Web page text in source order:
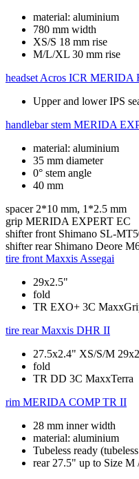
material: aluminium
780 mm width
XS/S 18 mm rise
M/L/XL 30 mm rise
headset Acros ICR MERIDA
Upper and lower IPS
handlebar stem MERIDA
material: aluminium
35 mm diameter
0° stem angle
40 mm
spacer 2*10 mm, 1*2.5 mm
grip MERIDA EXPERT EC
shifter front Shimano SL-
shifter rear Shimano Deore
tire front Maxxis Assegai
29x2.5"
fold
TR EXO+ 3C
tire rear Maxxis DHR II
27.5x2.4" XS/S/M
fold
TR DD 3C MaxxTerra
rim MERIDA COMP TR II
28 mm inner width
material: aluminium
Tubeless ready
rear 27.5" up to Size